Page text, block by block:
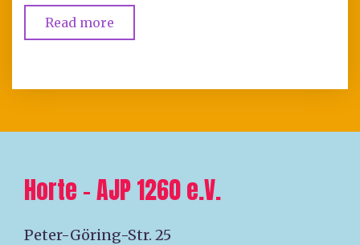
Read more
Horte – AJP 1260 e.V.
Peter-Göring-Str. 25